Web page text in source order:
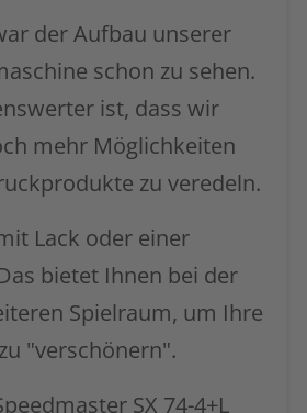
der Aufbau unserer
schon zu sehen.
ist, dass wir
mehr Möglichkeiten
zu veredeln.
Lack oder einer
bietet Ihnen bei der
Spielraum, um Ihre
"verschönern".